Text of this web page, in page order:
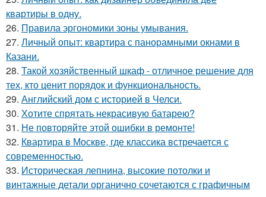
квартиры в одну.
26. Правила эргономики зоны умывания.
27. Личный опыт: квартира с панорамными окнами в
Казани.
28. Такой хозяйственный шкаф - отличное решение для
тех, кто ценит порядок и функциональность.
29. Английский дом с историей в Челси.
30. Хотите спрятать некрасивую батарею?
31. Не повторяйте этой ошибки в ремонте!
32. Квартира в Москве, где классика встречается с
современностью.
33. Историческая лепнина, высокие потолки и
винтажные детали органично сочетаются с графичным